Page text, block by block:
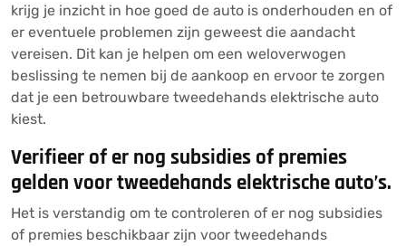
krijg je inzicht in hoe goed de auto is onderhouden en of
er eventuele problemen zijn geweest die aandacht
vereisen. Dit kan je helpen om een weloverwogen
beslissing te nemen bij de aankoop en ervoor te zorgen
dat je een betrouwbare tweedehands elektrische auto
kiest.
Verifieer of er nog subsidies of premies
gelden voor tweedehands elektrische auto’s.
Het is verstandig om te controleren of er nog subsidies
of premies beschikbaar zijn voor tweedehands